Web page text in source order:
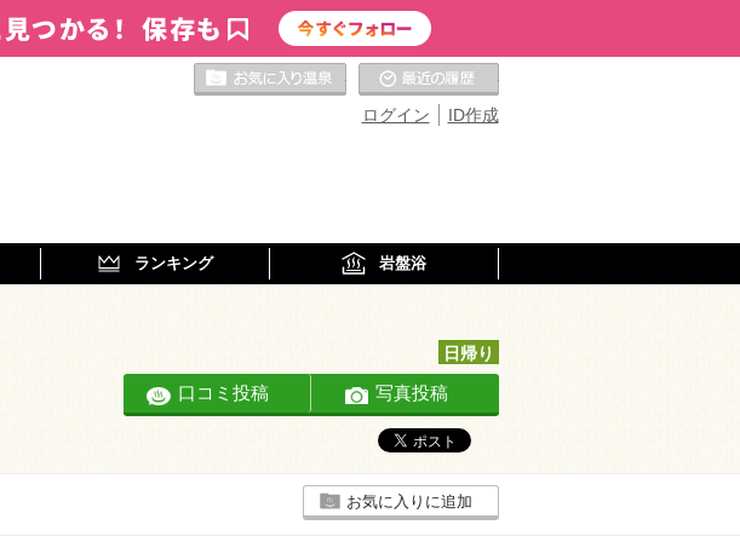
ID作成
ログイン
お気に入りの温泉
ランキング 岩盤浴
日帰り
口コミ投稿 写真投稿
お気に入りに追加